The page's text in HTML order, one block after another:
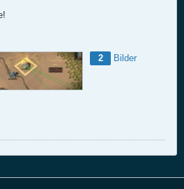
2 Bilder